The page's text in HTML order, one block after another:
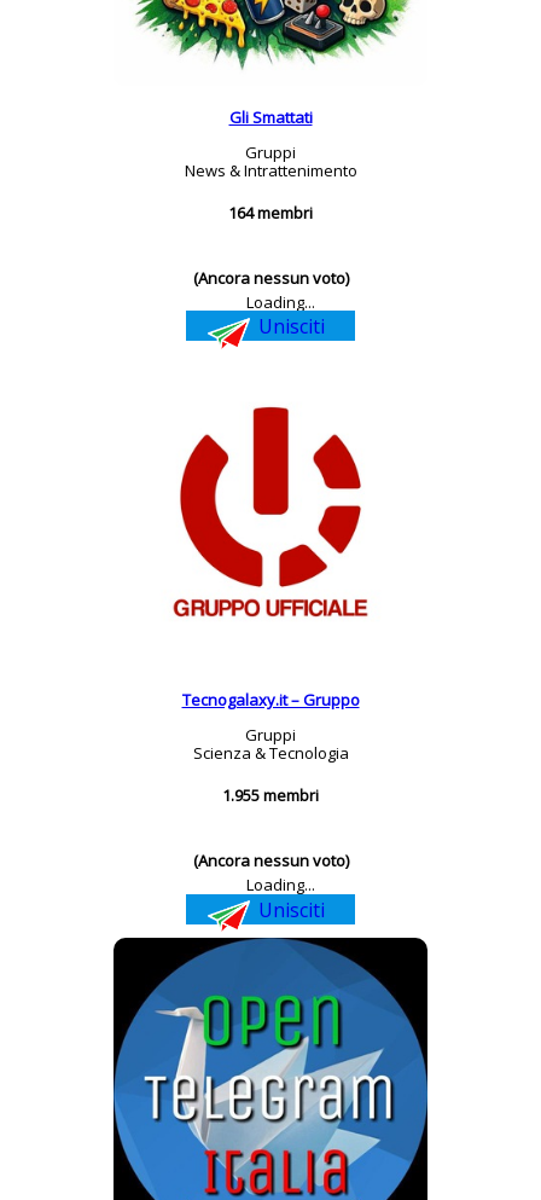
Gli Smattati
Gruppi
News & Intrattenimento
164 membri
(Ancora nessun voto)
Loading...
Unisciti
Tecnogalaxy.it – Gruppo
Gruppi
Scienza & Tecnologia
1.955 membri
(Ancora nessun voto)
Loading...
Unisciti